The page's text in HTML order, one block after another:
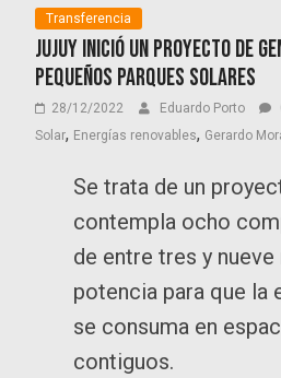
Transferencia
Jujuy inició un proyecto de
pequeños parques solares
28/12/2022 Eduardo Porto
Solar, Energías renovables, Gerardo
Se trata de un
contempla ocho
de entre tres y
potencia para que la
se consuma en
contiguos.